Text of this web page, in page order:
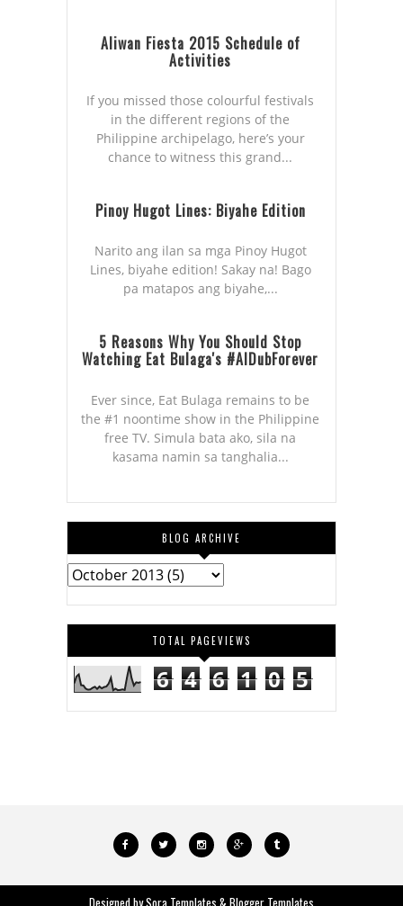
Aliwan Fiesta 2015 Schedule of
Activities
If you missed those colourful festivals
in the different regions of the
Philippine archipelago, here’s your
chance to witness this grand...
Pinoy Hugot Lines: Biyahe Edition
Narito ang ilan sa mga Pinoy Hugot
Lines, biyahe edition! Sakay na! Bago
pa matapos ang biyahe,...
5 Reasons Why You Should Stop
Watching Eat Bulaga's #AlDubForever
Ever since, Eat Bulaga remains to be
the #1 noontime show in the Philippine
free TV. Simula bata ako, sila na
kasama namin sa tanghalia...
BLOG ARCHIVE
TOTAL PAGEVIEWS
6 4 6 1 0 5
Designed bySora Templates & Blogger Templates